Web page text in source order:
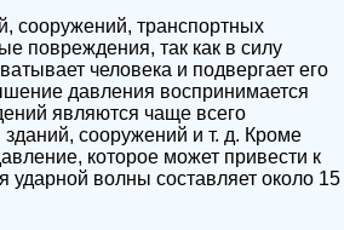
сооружений, транспортных
повреждения, так как в силу
человека и подвергает его
давления воспринимается
являются чаще всего
сооружений и т. д. Кроме
которое может привести к
волны составляет около 15